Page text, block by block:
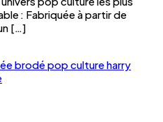
: Fabriquée à partir de
[…]